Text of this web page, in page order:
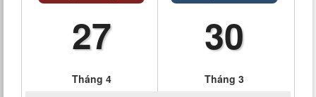
27
Tháng 4
30
Tháng 3